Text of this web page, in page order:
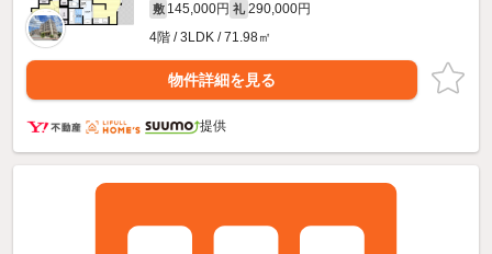
敷 145,000円 礼 290,000円
4階 / 3LDK / 71.98㎡
物件詳細を見る
提供